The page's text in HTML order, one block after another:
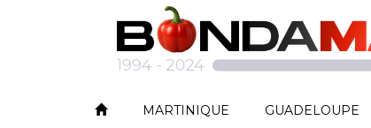
MARTINIQUE GUADELOUPE